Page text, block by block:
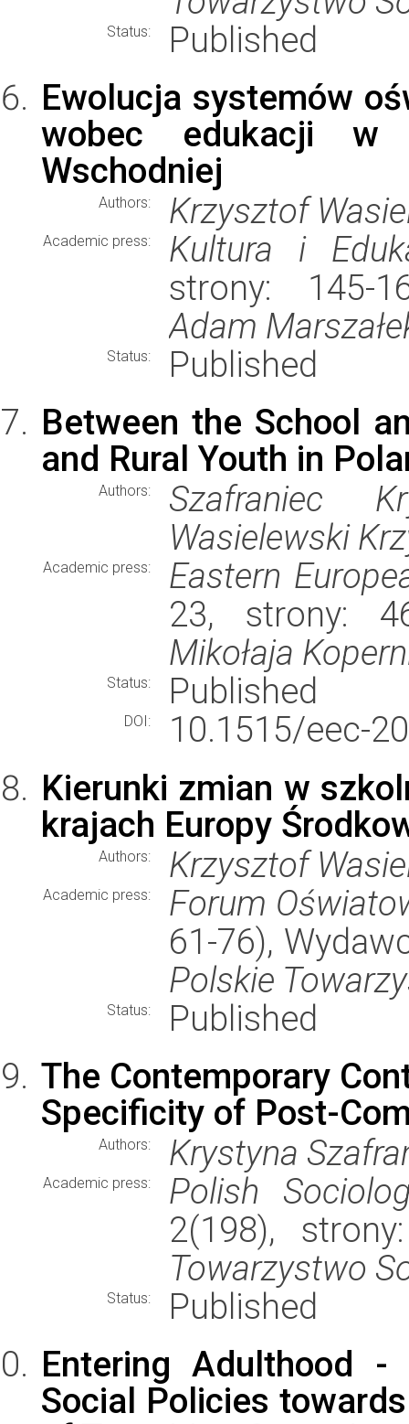
Status:
Published
Ewolucja systemów
wobec edukacji w
Wschodniej
Authors: Krzysztof
Academic press:
Kultura i
strony: 145-
Adam
Status:
Published
Between the School
and Rural Youth in
Authors:
Szafraniec
Wasielewski
Academic press:
Eastern
23, strony:
Mikołaja
Status: Published
DOI:
10.1515/eec-
Kierunki zmian w
krajach Europy
Authors: Krzysztof
Academic press:
Forum
61-76),
Polskie
Status:
Published
The Contemporary
Specificity of Post-
Authors: Krystyna
Academic press:
Polish
2(198),
Towarzystwo
Status:
Published
Entering Adulthood
Social Policies